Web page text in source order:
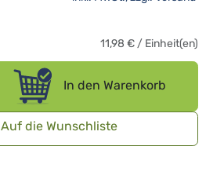
In den Warenkorb
Auf die Wunschliste
11,98 € / Einheit(en)